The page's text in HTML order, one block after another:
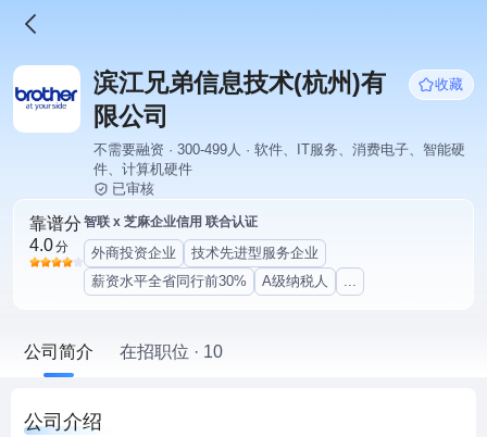
滨江兄弟信息技术(杭州)有
限公司
收藏
不需要融资 · 300-499人 · 软件、IT服务、消费电子、智能硬
件、计算机硬件
已审核
靠谱分
4.0分
智联 x 芝麻企业信用 联合认证
外商投资企业
技术先进型服务企业
薪资水平全省同行前30%
A级纳税人 ...
公司简介 在招职位 · 10
公司介绍